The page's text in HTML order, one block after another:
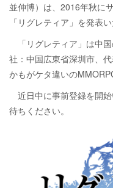
並伸博）は、2016年秋に
「リグレティア」を発表い
「リグレティア」は中
社：中国広東省深圳市、
かもがケタ違いの
近日中に事前登録を開
待ちください。